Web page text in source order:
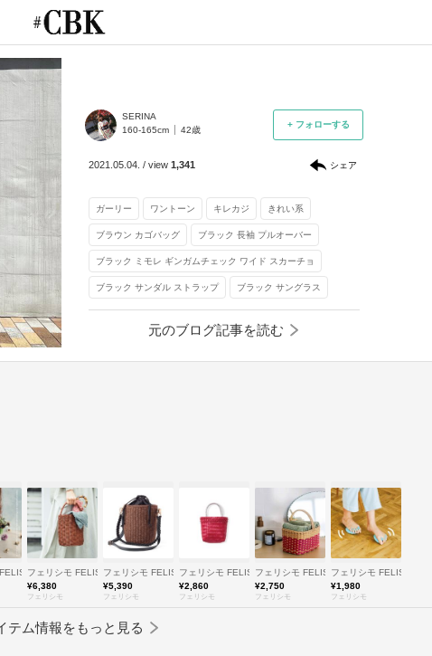
+ フォローする
SERINA
160-165cm
42歳
2021.05.04. / view 1,341 シェア
ガーリー ワントーン キレカジ きれい系
ブラウン カゴバッグ ブラック 長袖 プルオーバー
ブラック ミモレ ギンガムチェック ワイド スカーチョ
ブラック サンダル ストラップ ブラック サングラス
元のブログ記事を読む
フェリシモ FELISSIMO
¥6,380
フェリシモ
フェリシモ FELISSIMO
¥5,390
フェリシモ
フェリシモ FELISSIMO
¥2,860
フェリシモ
フェリシモ FELISSIMO
¥2,750
フェリシモ
フェリシモ FELISSIMO
¥1,980
フェリシモ
テム情報をもっと見る